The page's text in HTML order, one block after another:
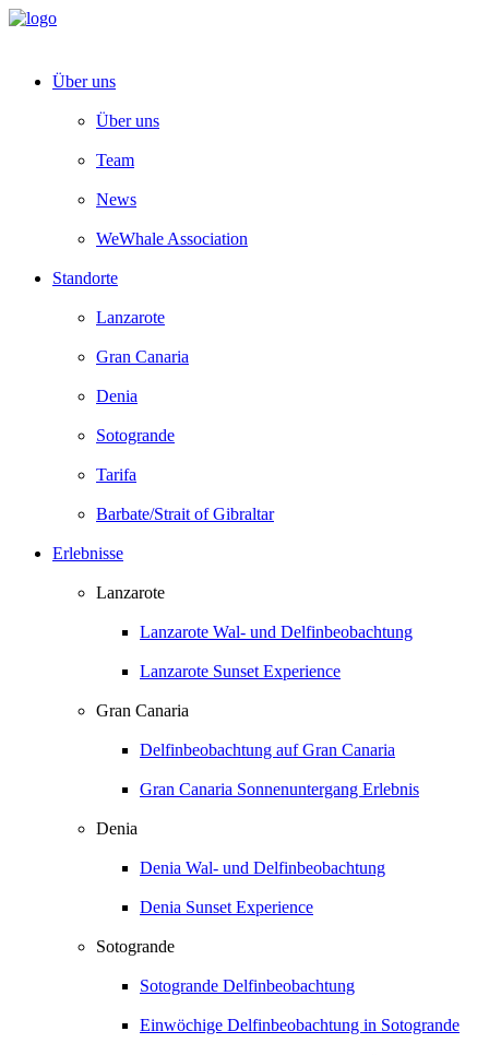
Über uns
Über uns
Team
News
WeWhale Association
Standorte
Lanzarote
Gran Canaria
Denia
Sotogrande
Tarifa
Barbate/Strait of Gibraltar
Erlebnisse
Lanzarote
Lanzarote Wal- und Delfinbeobachtung
Lanzarote Sunset Experience
Gran Canaria
Delfinbeobachtung auf Gran Canaria
Gran Canaria Sonnenuntergang Erlebnis
Denia
Denia Wal- und Delfinbeobachtung
Denia Sunset Experience
Sotogrande
Sotogrande Delfinbeobachtung
Einwöchige Delfinbeobachtung in Sotogrande